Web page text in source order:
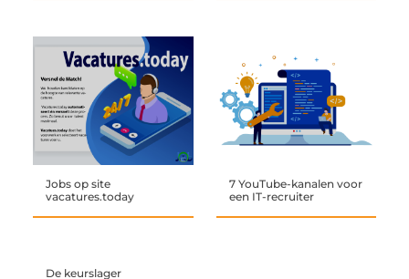
Jobs op site
vacatures.today
7 YouTube-kanalen voor
een IT-recruiter
De keurslager